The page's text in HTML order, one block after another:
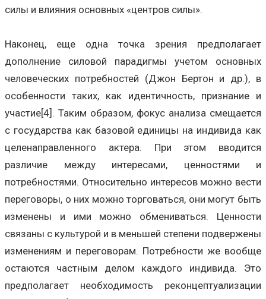
силы и влияния основных «центров силы».
Наконец, еще одна точка зрения предполагает
дополнение силовой парадигмы учетом основных
человеческих потребностей (Джон Бертон и др.), в
особенности таких, как идентичность, признание и
участие[4]. Таким образом, фокус анализа смещается
с государства как базовой единицы на индивида как
целенаправленного актера. При этом вводится
различие между интересами, ценностями и
потребностями. Относительно интересов можно вести
переговоры, о них можно торговаться, они могут быть
изменены и ими можно обмениваться. Ценности
связаны с культурой и в меньшей степени подвержены
изменениям и переговорам. Потребности же вообще
остаются частным делом каждого индивида. Это
предполагает необходимость реконцептуализации